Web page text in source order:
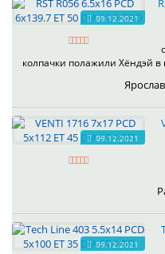
09.12.2021
колпачки полажили Хёндэй в
09.12.2021
09.12.2021